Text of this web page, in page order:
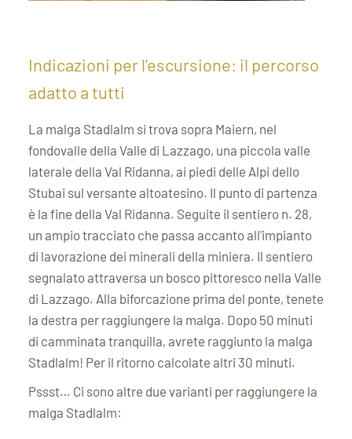
Indicazioni per l'escursione: il percorso
adatto a tutti
La malga Stadlalm si trova sopra Maiern, nel
fondovalle della Valle di Lazzago, una piccola valle
laterale della Val Ridanna, ai piedi delle Alpi dello
Stubai sul versante altoatesino. Il punto di partenza
è la fine della Val Ridanna. Seguite il sentiero n. 28,
un ampio tracciato che passa accanto all'impianto
di lavorazione dei minerali della miniera. Il sentiero
segnalato attraversa un bosco pittoresco nella Valle
di Lazzago. Alla biforcazione prima del ponte, tenete
la destra per raggiungere la malga. Dopo 50 minuti
di camminata tranquilla, avrete raggiunto la malga
Stadlalm! Per il ritorno calcolate altri 30 minuti.
Pssst… Ci sono altre due varianti per raggiungere la
malga Stadlalm: